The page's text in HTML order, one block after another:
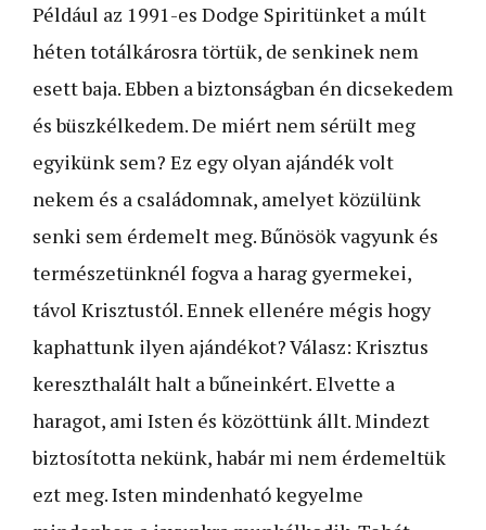
Például az 1991-es Dodge Spiritünket a múlt
héten totálkárosra törtük, de senkinek nem
esett baja. Ebben a biztonságban én dicsekedem
és büszkélkedem. De miért nem sérült meg
egyikünk sem? Ez egy olyan ajándék volt
nekem és a családomnak, amelyet közülünk
senki sem érdemelt meg. Bűnösök vagyunk és
természetünknél fogva a harag gyermekei,
távol Krisztustól. Ennek ellenére mégis hogy
kaphattunk ilyen ajándékot? Válasz: Krisztus
kereszthalált halt a bűneinkért. Elvette a
haragot, ami Isten és közöttünk állt. Mindezt
biztosította nekünk, habár mi nem érdemeltük
ezt meg. Isten mindenható kegyelme